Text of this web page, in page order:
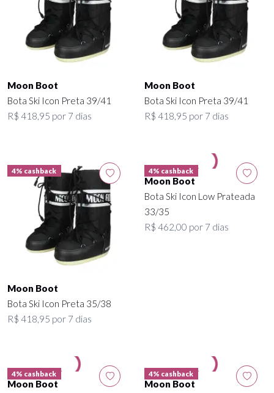
Moon Boot
Bota Ski Icon Preta 39/41
R$ 418,95 por 7 dias
Moon Boot
Bota Ski Icon Preta 39/41
R$ 418,95 por 7 dias
4% cashback
Moon Boot
Bota Ski Icon Preta 35/38
R$ 418,95 por 7 dias
4% cashback
Moon Boot
Bota Ski Icon Low Prateada
33/35
R$ 462,00 por 7 dias
4% cashback
Moon Boot
4% cashback
Moon Boot